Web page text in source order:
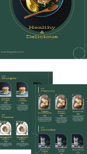
Google Docs